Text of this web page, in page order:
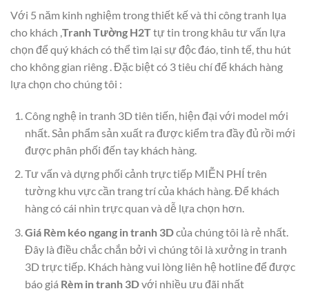
Với 5 năm kinh nghiệm trong thiết kế và thi công tranh lụa
cho khách , Tranh Tường H2Ttự tin trong khâu tư vấn lựa
chọn để quý khách có thể tìm lại sự độc đáo, tinh tế, thu hút
cho không gian riêng . Đặc biệt có 3 tiêu chí để khách hàng
lựa chọn cho chúng tôi :
Công nghệ in tranh 3D tiên tiến, hiện đại với model mới
nhất. Sản phẩm sản xuất ra được kiểm tra đầy đủ rồi mới
được phân phối đến tay khách hàng.
Tư vấn và dựng phối cảnh trực tiếp MIỄN PHÍ trên
tường khu vực cần trang trí của khách hàng. Để khách
hàng có cái nhìn trực quan và dễ lựa chọn hơn.
Giá Rèm kéo ngang in tranh 3Dcủa chúng tôi là rẻ nhất.
Đây là điều chắc chắn bởi vì chúng tôi là xưởng in tranh
3D trực tiếp. Khách hàng vui lòng liên hệ hotline để được
báo giá Rèm intranh 3Dvới nhiều ưu đãi nhất